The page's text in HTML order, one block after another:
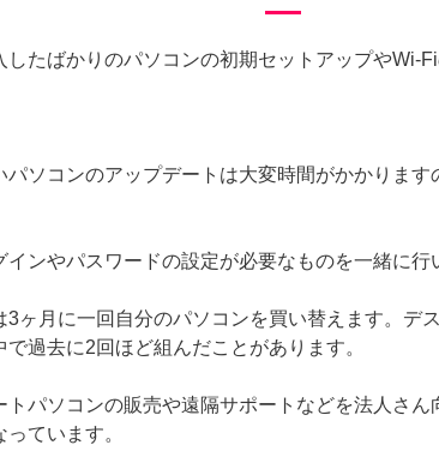
したばかりのパソコンの初期セットアップやWi-Fi
パソコンのアップデートは大変時間がかかります
インやパスワードの設定が必要なものを一緒に行
3ヶ月に一回自分のパソコンを買い替えます。デ
で過去に2回ほど組んだことがあります。
トパソコンの販売や遠隔サポートなどを法人さん
っています。